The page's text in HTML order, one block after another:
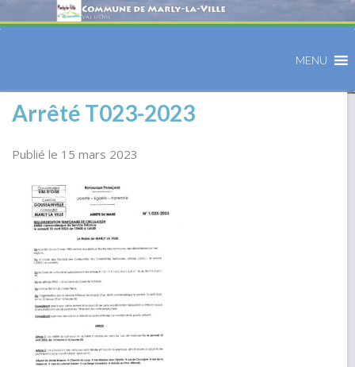
MENU
Arrêté T023-2023
Publié le 15 mars 2023